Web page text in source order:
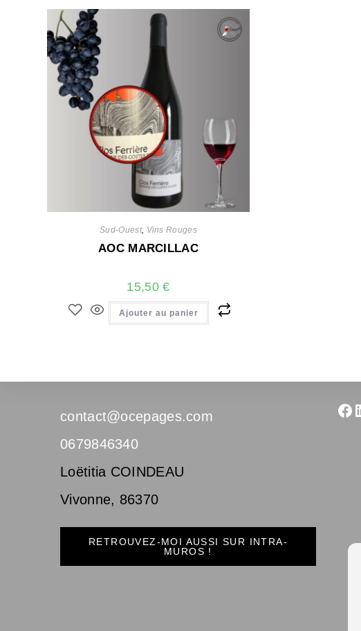
Sud-Ouest, Vins Rouges
AOC MARCILLAC
15,50€
Ajouter au panier
contact@ocepages.com
0679846340
Loëtitia COINDEAU
Vivonne, 86370
RETROUVEZ-MOI AUSSI SUR INTRA-
MUROS !